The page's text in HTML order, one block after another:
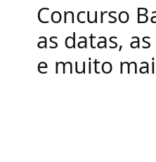
Concurso
as datas,
e muito